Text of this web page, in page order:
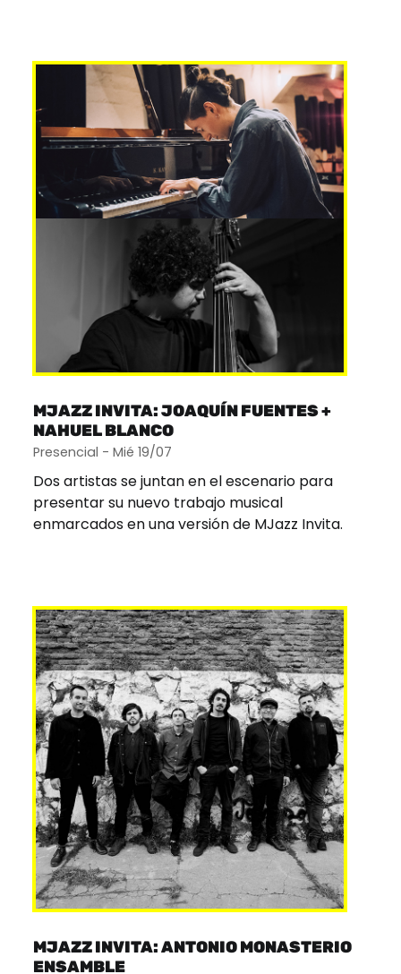
MJAZZ INVITA: JOAQUÍN FUENTES +
NAHUEL BLANCO
Presencial - Mié 19/07
Dos artistas se juntan en el escenario para
presentar su nuevo trabajo musical
enmarcados en una versión de MJazz Invita.
MJAZZ INVITA: ANTONIO MONASTERIO
ENSAMBLE